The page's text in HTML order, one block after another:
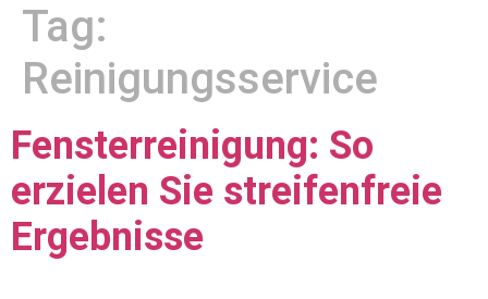
Tag:
Reinigungsservice
Fensterreinigung: So
erzielen Sie streifenfreie
Ergebnisse